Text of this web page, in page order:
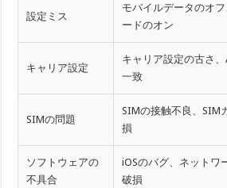
設定ミス
モバイルデータのオ
ードのオン
キャリア設定
キャリア設定の古さ、
一致
SIMの問題
SIMの接触不良、SIM
損
ソフトウェアの
不具合
iOSのバグ、ネットワ
破損